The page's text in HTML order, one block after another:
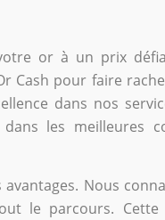
or à un prix
Cash pour faire
dans nos
les meilleures
Nous
le parcours. Cette